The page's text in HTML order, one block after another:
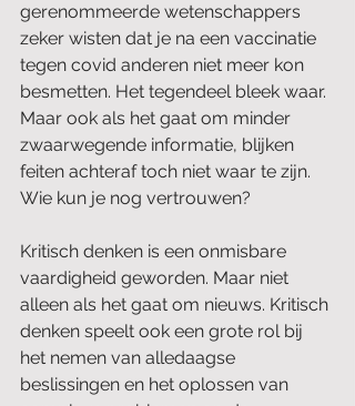
gerenommeerde wetenschappers
zeker wisten dat je na een vaccinatie
tegen covid anderen niet meer kon
besmetten. Het tegendeel bleek waar.
Maar ook als het gaat om minder
zwaarwegende informatie, blijken
feiten achteraf toch niet waar te zijn.
Wie kun je nog vertrouwen?
Kritisch denken is een onmisbare
vaardigheid geworden. Maar niet
alleen als het gaat om nieuws. Kritisch
denken speelt ook een grote rol bij
het nemen van alledaagse
beslissingen en het oplossen van